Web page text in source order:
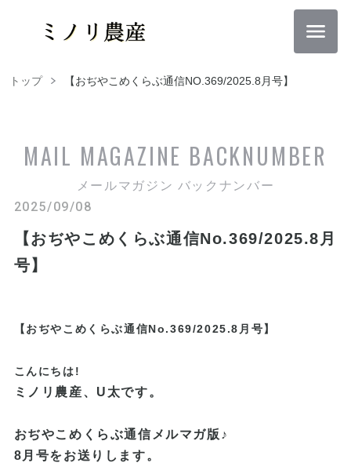
トップ 【おぢやこめくらぶ通信NO.369/2025.8月号】
MAIL MAGAZINE BACKNUMBER
メールマガジン バックナンバー
2025/09/08
【おぢやこめくらぶ通信No.369/2025.8月
号】
【おぢやこめくらぶ通信No.369/2025.8月号】
こんにちは!
ミノリ農産、U太です。
おぢやこめくらぶ通信メルマガ版♪
8月号をお送りします。